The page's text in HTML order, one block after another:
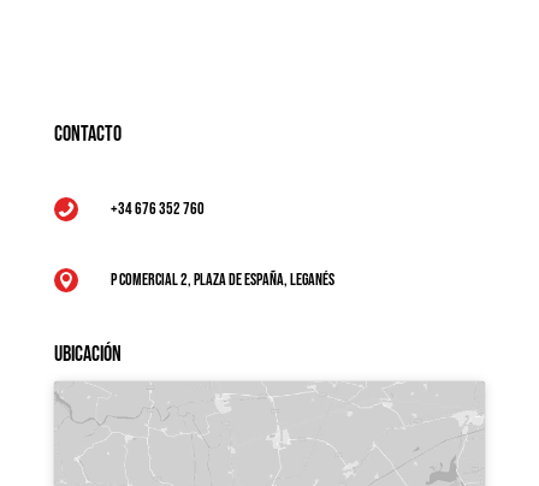
Contacto
 +34 676 352 760
 P Comercial 2, Plaza de España, Leganés
Ubicación